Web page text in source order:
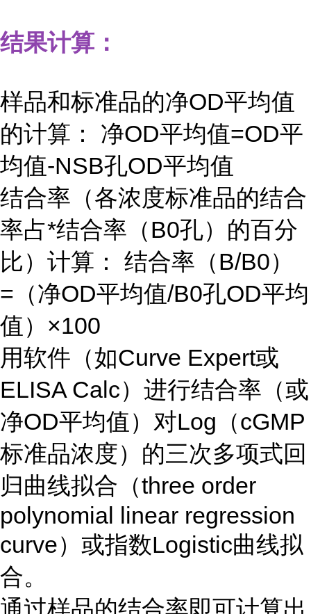
结果计算：
样品和标准品的净OD平均值
的计算： 净OD平均值=OD平
均值-NSB孔OD平均值
结合率（各浓度标准品的结合
率占*结合率（B0孔）的百分
比）计算： 结合率（B/B0）
=（净OD平均值/B0孔OD平均
值）×100
用软件（如Curve Expert或
ELISA Calc）进行结合率（或
净OD平均值）对Log（cGMP
标准品浓度）的三次多项式回
归曲线拟合（three order
polynomial linear regression
curve）或指数Logistic曲线拟
合。
通过样品的结合率即可计算出